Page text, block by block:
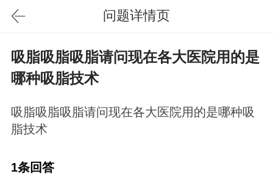
问题详情页
吸脂吸脂吸脂请问现在各大医院用的是
哪种吸脂技术
吸脂吸脂吸脂请问现在各大医院用的是哪种吸
脂技术
1条回答